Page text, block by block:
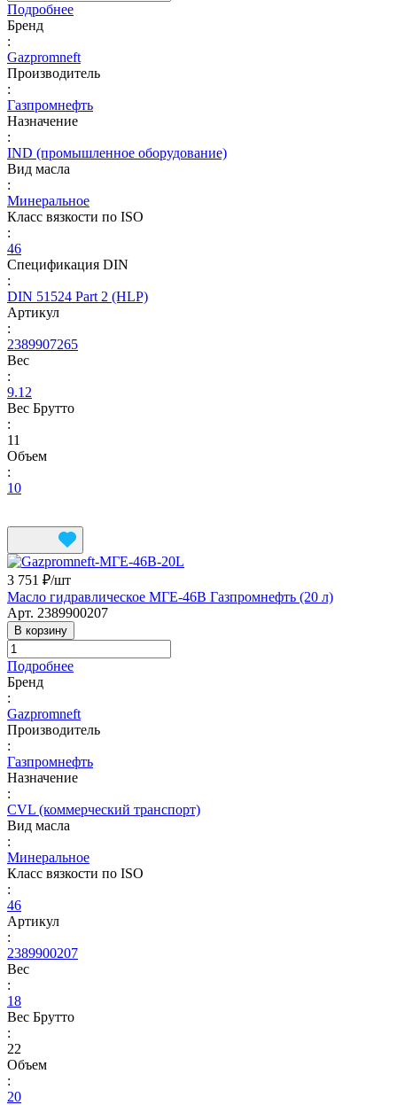
Подробнее
Бренд
:
Gazpromneft
Производитель
:
Газпромнефть
Назначение
:
IND (промышленное оборудование)
Вид масла
:
Минеральное
Класс вязкости по ISO
:
46
Спецификация DIN
:
DIN 51524 Part 2 (HLP)
Артикул
:
2389907265
Вес
:
9.12
Вес Брутто
:
11
Объем
:
10
3 751 ₽/шт
Масло гидравлическое МГЕ-46В Газпромнефть (20 л)
Арт. 2389900207
В корзину
Подробнее
Бренд
:
Gazpromneft
Производитель
:
Газпромнефть
Назначение
:
CVL (коммерческий транспорт)
Вид масла
:
Минеральное
Класс вязкости по ISO
:
46
Артикул
:
2389900207
Вес
:
18
Вес Брутто
:
22
Объем
:
20